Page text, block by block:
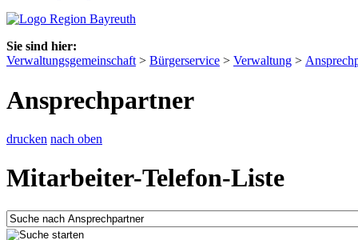
Sie sind hier:
Verwaltungsgemeinschaft > Bürgerservice > Verwaltung >
Ansprechpartner
drucken nach oben
Mitarbeiter-Telefon-Liste